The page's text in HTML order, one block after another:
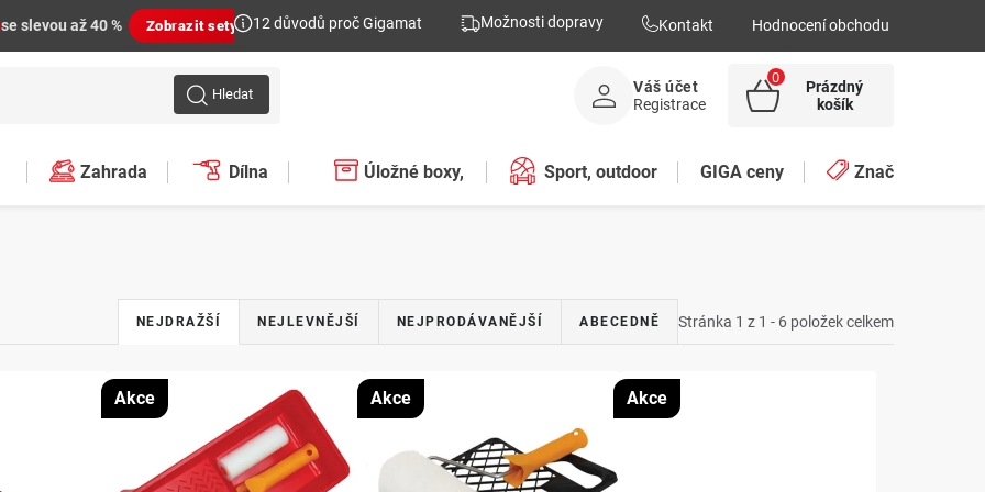
se slevou až 40 % Zobrazit sety 12 důvodů proč Gigamat Možnosti dopravy Kontakt Hodnocení obchodu
Hledat
Váš účet
Registrace
NÁKUPNÍ
Prázdný
košík
Zahrada Dílna Úložné boxy, Sport, outdoor GIGA ceny Značky
Stránka 1 z 1 - 6 položek celkem
Ř
z
NEJDRAŽŠÍ NEJLEVNĚJŠÍ NEJPRODÁVANĚJŠÍ ABECEDNĚ
Akce Akce Akce